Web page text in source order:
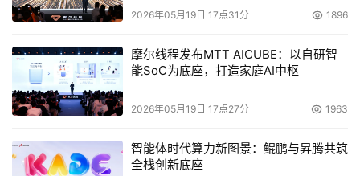
2026年05月19日 17点31分 1896
摩尔线程发布MTT AICUBE：以自研智
能SoC为底座，打造家庭AI中枢
2026年05月19日 17点27分 1963
智能体时代算力新图景：鲲鹏与昇腾共筑
全栈创新底座